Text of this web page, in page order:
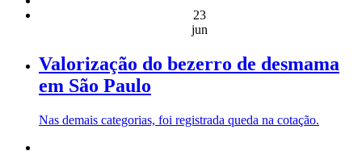
23
jun
Valorização do bezerro de desmama
em São Paulo
Nas demais categorias, foi registrada queda na cotação.